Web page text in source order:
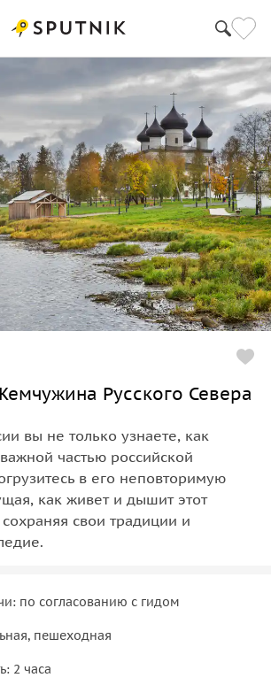
Русского Севера
вы не только узнаете, как
частью российской
в его неповторимую
как живет и дышит этот
свои традиции и
по согласованию с гидом
пешеходная
2 часа